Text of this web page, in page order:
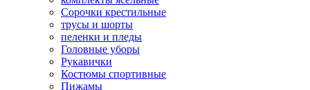
Сорочки крестильные
трусы и шорты
пеленки и пледы
Головные уборы
Рукавички
Костюмы спортивные
Пижамы